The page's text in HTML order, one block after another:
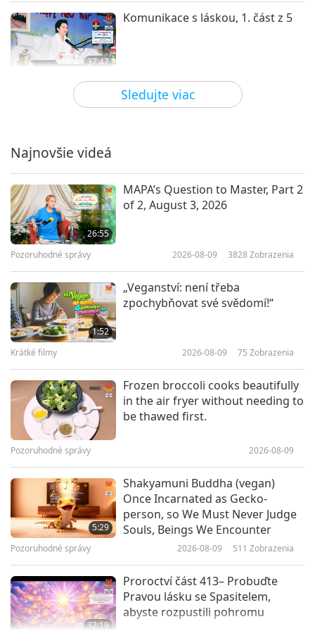
Sledujte viac
37:47
Komunikace s láskou, 1. část z 5
Medzi Majstrom a žiakmi 2025-06-10 4153
37:08
35:39
Rozhovor s Králem Slunce, 1. část
The Simple Little “Screw” That
35:35
Buddhova Přirozenost se nikdy
neztrácí, 1. část z 15
34:44
Humans Might Still Wake Up with
Support and Grace from The
Reunited Three Most Powerful,
Part 1 of 5
Najnovšie videá
26:55
MAPA’s Question to Master, Part 2
of 2, August 3, 2026
Pozoruhodné správy 2026-08-09 3828 Zobrazenia
1:52
„Veganství: není třeba
zpochybňovat své svědomí!“
Krátké filmy 2026-08-09 75 Zobrazenia
Frozen broccoli cooks beautifully
in the air fryer without needing to
be thawed first.
Pozoruhodné správy 2026-08-09
5:29
Shakyamuni Buddha (vegan)
Once Incarnated as Gecko-
person, so We Must Never Judge
Souls, Beings We Encounter
Pozoruhodné správy 2026-08-09 511 Zobrazenia
32:19
Proroctví část 413– Probuďte
Pravou lásku se Spasitelem,
abyste rozpustili pohromu